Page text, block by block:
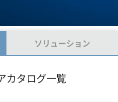
ソリューション
カタログ一覧